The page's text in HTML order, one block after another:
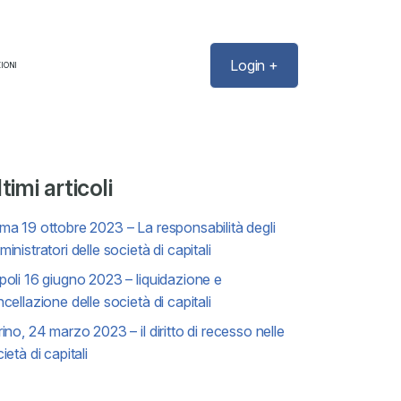
Login +
articoli
19 ottobre 2023 – La responsabilità degli
delle società di capitali
16 giugno 2023 – liquidazione e
delle società di capitali
24 marzo 2023 – il diritto di recesso nelle
di capitali